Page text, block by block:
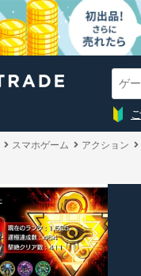
スマホゲーム アクション